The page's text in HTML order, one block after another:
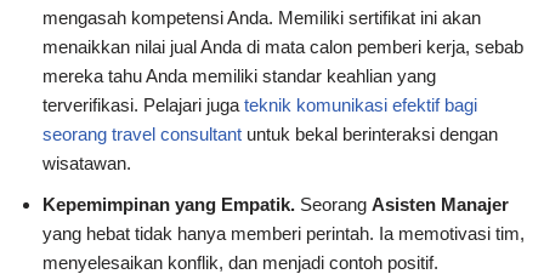
mengasah kompetensi Anda. Memiliki sertifikat ini akan
menaikkan nilai jual Anda di mata calon pemberi kerja, sebab
mereka tahu Anda memiliki standar keahlian yang
terverifikasi. Pelajari juga teknik komunikasi efektif bagi
seorang travel consultant untuk bekal berinteraksi dengan
wisatawan.
Kepemimpinan yang Empatik. Seorang Asisten Manajer
yang hebat tidak hanya memberi perintah. Ia memotivasi tim,
menyelesaikan konflik, dan menjadi contoh positif.